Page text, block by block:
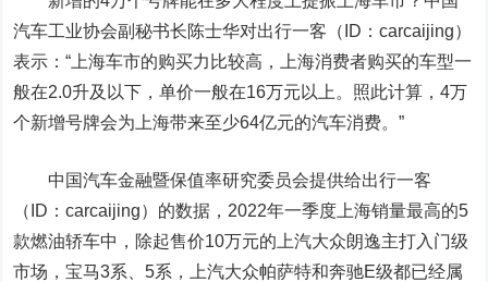
汽车工业协会副秘书长陈士华对出行一客（ID：carcaijing）
表示：“上海车市的购买力比较高，上海消费者购买的车型一
般在2.0升及以下，单价一般在16万元以上。照此计算，4万
个新增号牌会为上海带来至少64亿元的汽车消费。”
中国汽车金融暨保值率研究委员会提供给出行一客
（ID：carcaijing） 的数据，2022年一季度上海销量最高的5
款燃油轿车中，除起售价10万元的上汽大众朗逸主打入门级
市场，宝马3系、5系，上汽大众帕萨特和奔驰E级都已经属